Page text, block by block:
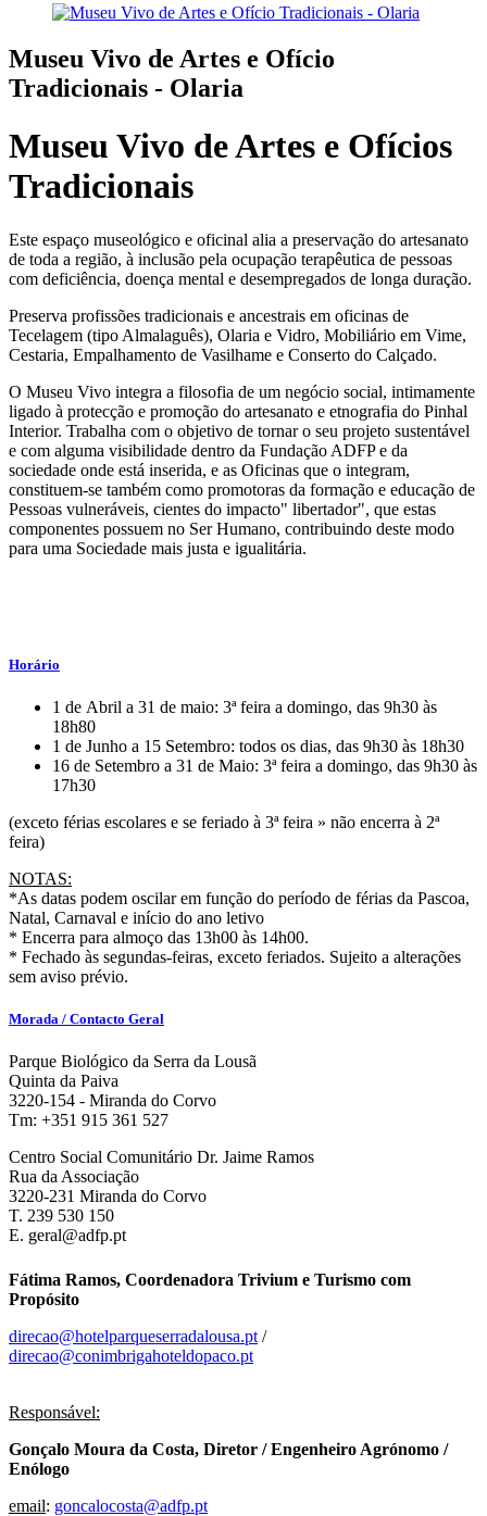
Museu Vivo de Artes e Ofício
Tradicionais - Olaria
Museu Vivo de Artes e Ofícios
Tradicionais
Este espaço museológico e oficinal alia a preservação do artesanato
de toda a região, à inclusão pela ocupação terapêutica de pessoas
com deficiência, doença mental e desempregados de longa duração.
Preserva profissões tradicionais e ancestrais em oficinas de
Tecelagem (tipo Almalaguês), Olaria e Vidro, Mobiliário em Vime,
Cestaria, Empalhamento de Vasilhame e Conserto do Calçado.
O Museu Vivo integra a filosofia de um negócio social, intimamente
ligado à protecção e promoção do artesanato e etnografia do Pinhal
Interior. Trabalha com o objetivo de tornar o seu projeto sustentável
e com alguma visibilidade dentro da Fundação ADFP e da
sociedade onde está inserida, e as Oficinas que o integram,
constituem-se também como promotoras da formação e educação de
Pessoas vulneráveis, cientes do impacto" libertador", que estas
componentes possuem no Ser Humano, contribuindo deste modo
para uma Sociedade mais justa e igualitária.
Horário
1 de Abril a 31 de maio: 3ª feira a domingo, das 9h30 às
18h80
1 de Junho a 15 Setembro: todos os dias, das 9h30 às 18h30
16 de Setembro a 31 de Maio: 3ª feira a domingo, das 9h30 às
17h30
(exceto férias escolares e se feriado à 3ª feira » não encerra à 2ª
feira)
NOTAS:
*As datas podem oscilar em função do período de férias da Pascoa,
Natal, Carnaval e início do ano letivo
* Encerra para almoço das 13h00 às 14h00.
* Fechado às segundas-feiras, exceto feriados. Sujeito a alterações
sem aviso prévio.
Morada / Contacto Geral
Parque Biológico da Serra da Lousã
Quinta da Paiva
3220-154 - Miranda do Corvo
Tm: +351 915 361 527
Centro Social Comunitário Dr. Jaime Ramos
Rua da Associação
3220-231 Miranda do Corvo
T. 239 530 150
E. geral@adfp.pt
Fátima Ramos, Coordenadora Trivium e Turismo com
Propósito
direcao@hotelparqueserradalousa.pt /
direcao@conimbrigahoteldopaco.pt
Responsável:
Gonçalo Moura da Costa, Diretor / Engenheiro Agrónomo /
Enólogo
email: goncalocosta@adfp.pt